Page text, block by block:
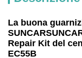
La buona
Repair Kit del
EC55B